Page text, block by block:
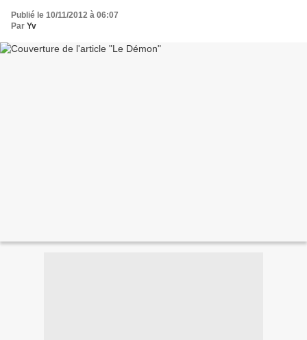
Publié le 10/11/2012 à 06:07
Par Yv